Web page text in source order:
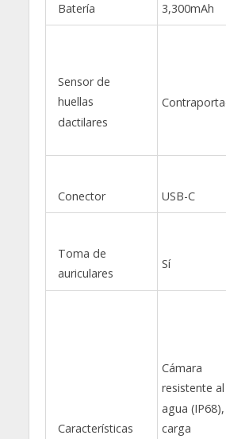
Batería 3,300mAh
Sensor de
huellas
dactilares
Conector USB-C
Toma de
auriculares
Sí
Características
Cámara
resistente al
agua (IP68),
carga